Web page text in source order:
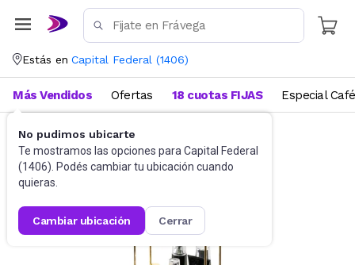
Estás en Capital Federal (1406)
No pudimos ubicarte
Te mostramos las opciones para Capital Federal
(1406). Podés cambiar tu ubicación cuando
quieras.
cambiar ubicación cerrar
Más Vendidos Ofertas 18 cuotas FIJAS Especial Café
Baño Accesorios de baño